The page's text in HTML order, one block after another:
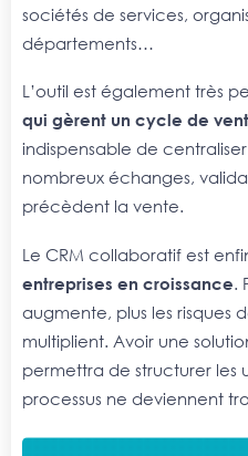
sociétés de services,
départements…
L’outil est également très
qui gèrent un cycle de
indispensable de
nombreux échanges,
précèdent la vente.
Le CRM collaboratif est
entreprises en croissance.
augmente, plus les risques
multiplient. Avoir une
permettra de structurer les
processus ne deviennent